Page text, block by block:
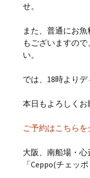
せ。
また、普通にお魚
もございますの
い。
では、18時よりデ
本日もよろしくお
ご予約はこちらを
大阪、南船場・
「Ceppo(チェッポ